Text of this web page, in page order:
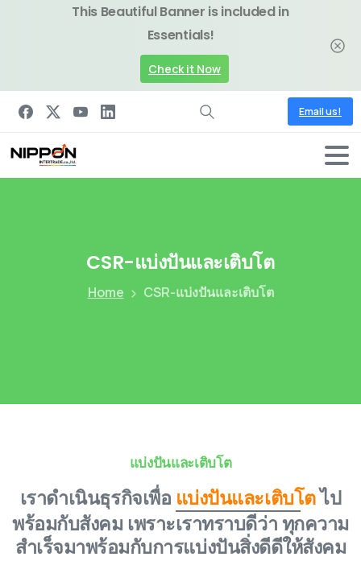
This Beautiful Banner is included in
Essentials!
Check it Now
Email us!
CSR-แบ่งปันและเติบโต
Home CSR-แบ่งปันและเติบโต
แบ่งปันและเติบโต
เราดำเนินธุรกิจเพื่อ แบ่งปันและเติบโตไป
พร้อมกับสังคม เพราะเราทราบดีว่า ทุกความ
สำเร็จมาพร้อมกับการแบ่งปันสิ่งดีดีให้สังคม